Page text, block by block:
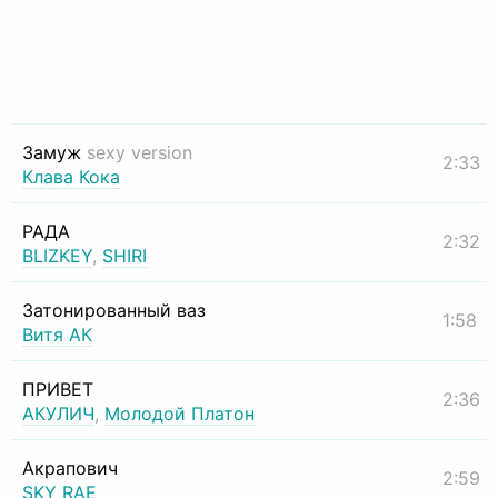
Замуж sexy version
Клава Кока
2:33
РАДА
BLIZKEY, SHIRI
2:32
Затонированный ваз
Витя АК
1:58
ПРИВЕТ
АКУЛИЧ, Молодой Платон
2:36
Акрапович
SKY RAE
2:59